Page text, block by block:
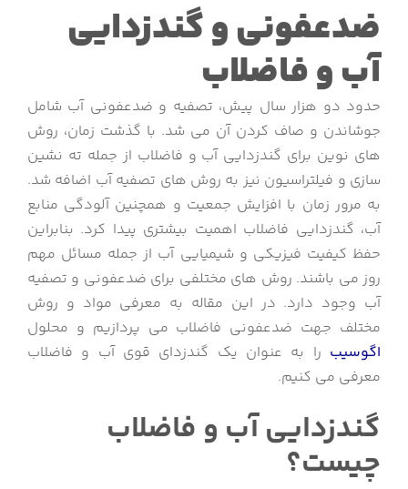
ضدعفونی و گندزدایی
آب و فاضلاب
حدود دو هزار سال پیش، تصفیه و ضدعفونی آب شامل
جوشاندن و صاف کردن آن می شد. با گذشت زمان، روش
های نوین برای گندزدایی آب و فاضلاب از جمله ته نشین
سازی و فیلتراسیون نیز به روش های تصفیه آب اضافه شد.
به مرور زمان با افزایش جمعیت و همچنین آلودگی منابع
آب، گندزدایی فاضلاب اهمیت بیشتری پیدا کرد. بنابراین
حفظ کیفیت فیزیکی و شیمیایی آب از جمله مسائل مهم
روز می باشند. روش های مختلفی برای ضدعفونی و تصفیه
آب وجود دارد. در این مقاله به معرفی مواد و روش
مختلف جهت ضدعفونی فاضلاب می پردازیم و محلول
اگوسیب را به عنوان یک گندزدای قوی آب و فاضلاب
معرفی می کنیم.
گندزدایی آب و فاضلاب
چیست؟